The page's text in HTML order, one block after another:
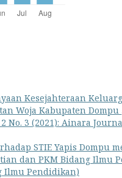
Kesejahteraan
Woja Kabupaten Dompu
No. 3 (2021): Ainara
STIE Yapis Dompu
dan PKM Bidang Ilmu
Ilmu Pendidikan)